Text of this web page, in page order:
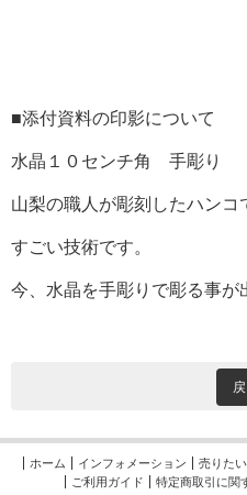
■添付資料の印影について
水晶１０センチ角 手彫り
山梨の職人が彫刻したハンコ
すごい技術です。
今、水晶を手彫りで彫る事が
ホーム インフォメーション 売りた
ご利用ガイド
特定商取引に関